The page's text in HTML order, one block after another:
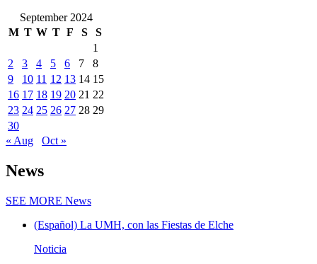
September 2024
M T W T F S
S
1
2
3 4 5 6 7
8
9
10 11 12 13 14 15
16 17 18 19 20 21 22
23 24 25 26 27 28 29
30
« Aug
Oct »
News
SEE MORE News
(Español) La UMH, con las Fiestas de Elche
Noticia